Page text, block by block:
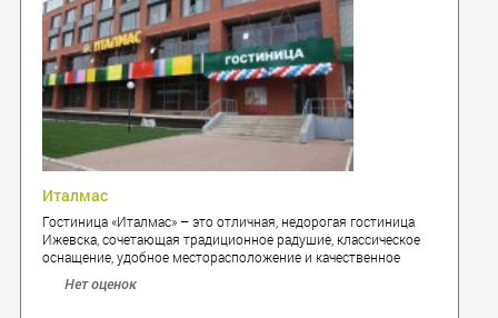
Италмас
Гостиница «Италмас» – это отличная, недорогая гостиница
Ижевска, сочетающая традиционное радушие, классическое
оснащение, удобное месторасположение и качественное
достопримечательностей, крупных деловых и
Нет оценок